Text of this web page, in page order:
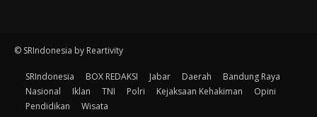
© SRIndonesia by Reartivity
SRIndonesia BOX REDAKSI Jabar Daerah
Bandung Raya
Nasional
Iklan TNI Polri Kejaksaan Kehakiman
Opini
Pendidikan
Wisata